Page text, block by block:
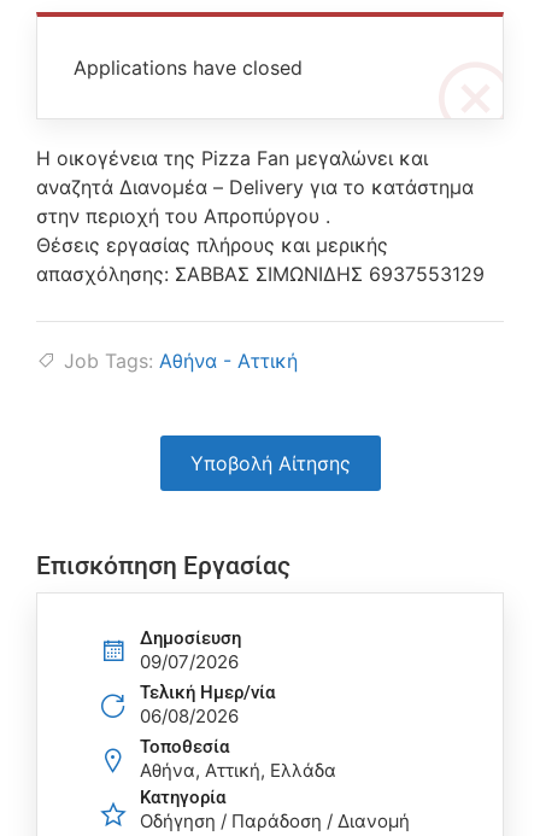
Applications have closed
Η οικογένεια της Pizza Fan μεγαλώνει και
αναζητά Διανομέα – Delivery για το κατάστημα
στην περιοχή του Απροπύργου .
Θέσεις εργασίας πλήρους και μερικής
απασχόλησης: ΣΑΒΒΑΣ ΣΙΜΩΝΙΔΗΣ 6937553129
Job Tags: Αθήνα - Αττική
Υποβολή Αίτησης
Επισκόπηση Εργασίας
Δημοσίευση
09/07/2026
Τελική Ημερ/νία
06/08/2026
Τοποθεσία
Αθήνα, Αττική, Ελλάδα
Κατηγορία
Οδήγηση / Παράδοση / Διανομή